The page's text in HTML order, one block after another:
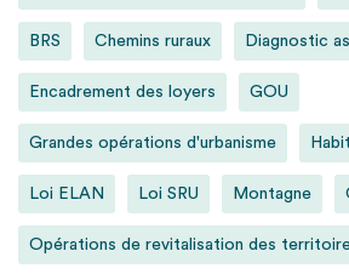
BRS Chemins ruraux Diagnostic
Encadrement des loyers GOU
Grandes opérations d'urbanisme
Loi ELAN Loi SRU Montagne
Opérations de revitalisation des